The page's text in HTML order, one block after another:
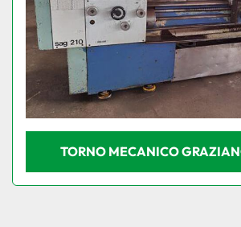
TORNO MECANICO